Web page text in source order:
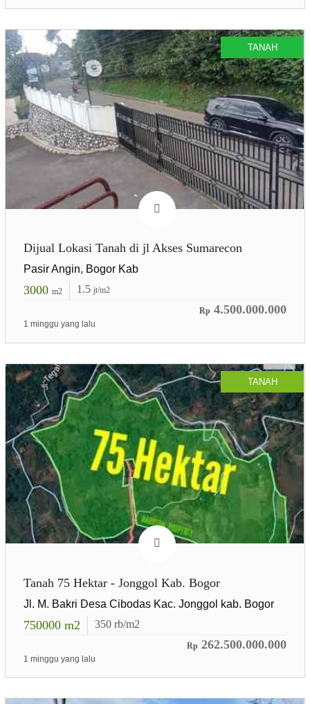
TANAH
Dijual Lokasi Tanah di jl Akses Sumarecon
Pasir Angin, Bogor Kab
3000 m2 1.5 jt/m2
Rp 4.500.000.000
1 minggu yang lalu
TANAH
Tanah 75 Hektar - Jonggol Kab. Bogor
Jl. M. Bakri Desa Cibodas Kac. Jonggol kab. Bogor
750000 m2 350 rb/m2
Rp 262.500.000.000
1 minggu yang lalu